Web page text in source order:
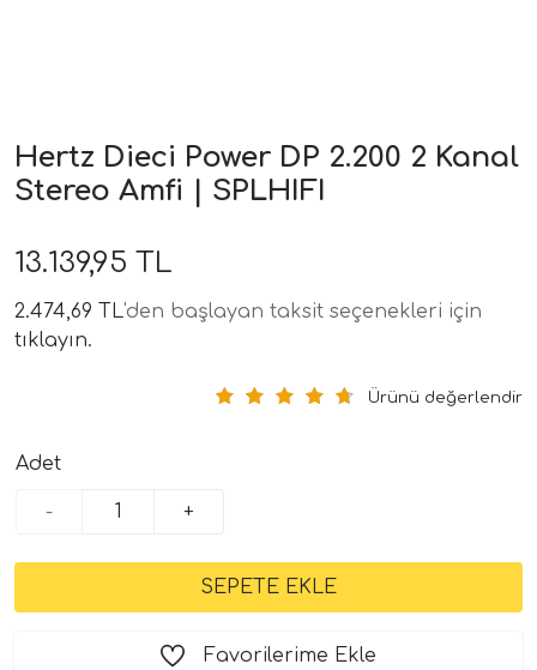
Hertz Dieci Power DP 2.200 2 Kanal
Stereo Amfi | SPLHIFI
13.139,95 TL
2.474,69 TL'den başlayan taksit seçenekleri için
tıklayın.
Ürünü değerlendir
Adet
- +
Favorilerime Ekle